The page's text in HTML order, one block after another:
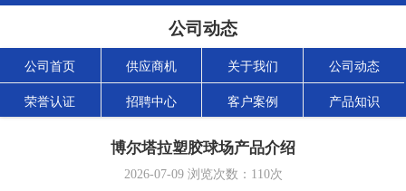
公司动态
公司首页 供应商机 关于我们 公司动态
荣誉认证 招聘中心 客户案例 产品知识
博尔塔拉塑胶球场产品介绍
2026-07-09浏览次数： 110次